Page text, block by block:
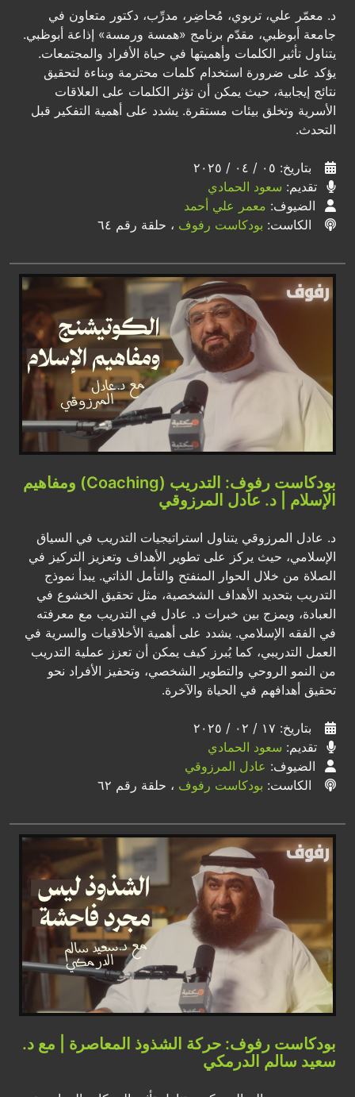
د. معمّر علي، تربوي، مُحاضِر، مدرِّب، دكتور متعاون في
جامعة أبوظبي، مقدّم برنامج «همسة ورمسة» إذاعة أبوظبي.
يتناول تأثير الكلمات وأهميتها في حياة الأفراد والمجتمعات.
يؤكد على ضرورة استخدام كلمات محترمة وبناءة لتحقيق
نتائج إيجابية، حيث يمكن أن تؤثر الكلمات على العلاقات
الأسرية وتخلق بيئات مستقرة. يشدد على أهمية التفكير قبل
التحدث.
بتاريخ: ٠٥ / ٠٤ / ٢٠٢٥
تقديم: سعود الحمادي
الضيوف: معمر علي أحمد
الكاست: بودكاست رفوف ، حلقة رقم ٦٤
بودكاست رفوف: التدريب (Coaching) ومفاهيم
الإسلام | د. عادل المرزوقي
د. عادل المرزوقي يتناول استراتيجيات التدريب في السياق
الإسلامي، حيث يركز على تطوير الأهداف وتعزيز التركيز في
الصلاة من خلال الحوار المنفتح والتأمل الذاتي. يبدأ نموذج
التدريب بتحديد الأهداف الشخصية، مثل تحقيق الخشوع في
العبادة، ويمزج بين خبرات د. عادل في التدريب مع معرفته
في الفقه الإسلامي. يشدد على أهمية الأخلاقيات والسرية في
العمل التدريبي، كما يُبرز كيف يمكن أن تعزز عملية التدريب
من النمو الروحي والتطوير الشخصي، وتحفيز الأفراد نحو
تحقيق أهدافهم في الحياة والآخرة.
بتاريخ: ١٧ / ٠٢ / ٢٠٢٥
تقديم: سعود الحمادي
الضيوف: عادل المرزوقي
الكاست: بودكاست رفوف ، حلقة رقم ٦٢
بودكاست رفوف: حركة الشذوذ المعاصرة | مع د.
سعيد سالم الدرمكي